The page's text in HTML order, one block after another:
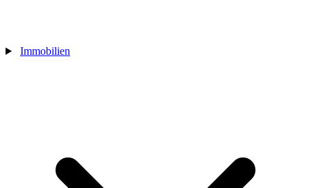
Immobilien